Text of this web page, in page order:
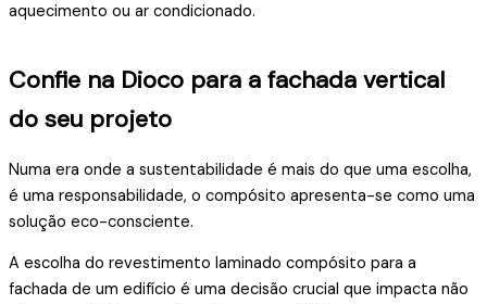
aquecimento ou ar condicionado.
Confie na Dioco para a fachada vertical
do seu projeto
Numa era onde a sustentabilidade é mais do que uma escolha,
é uma responsabilidade, o compósito apresenta-se como uma
solução eco-consciente.
A escolha do revestimento laminado compósito para a
fachada de um edifício é uma decisão crucial que impacta não